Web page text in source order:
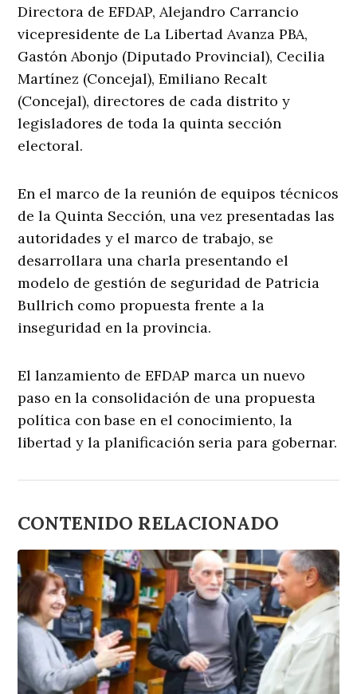
Directora de EFDAP, Alejandro Carrancio
vicepresidente de La Libertad Avanza PBA,
Gastón Abonjo (Diputado Provincial), Cecilia
Martínez (Concejal), Emiliano Recalt
(Concejal), directores de cada distrito y
legisladores de toda la quinta sección
electoral.
En el marco de la reunión de equipos técnicos
de la Quinta Sección, una vez presentadas las
autoridades y el marco de trabajo, se
desarrollara una charla presentando el
modelo de gestión de seguridad de Patricia
Bullrich como propuesta frente a la
inseguridad en la provincia.
El lanzamiento de EFDAP marca un nuevo
paso en la consolidación de una propuesta
política con base en el conocimiento, la
libertad y la planificación seria para gobernar.
CONTENIDO RELACIONADO